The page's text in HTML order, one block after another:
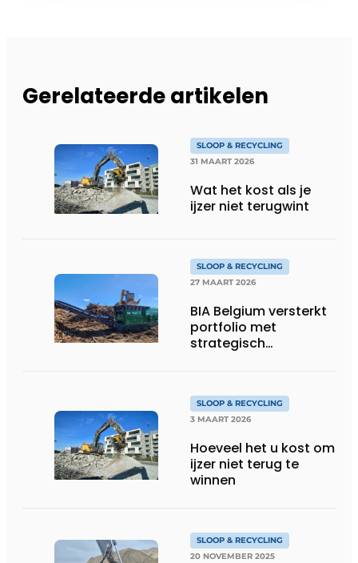
Gerelateerde artikelen
SLOOP & RECYCLING
31 MAART 2026
Wat het kost als je
ijzer niet terugwint
SLOOP & RECYCLING
27 MAART 2026
BIA Belgium versterkt
portfolio met
strategisch
Environmental
SLOOP & RECYCLING
3 MAART 2026
Hoeveel het u kost om
ijzer niet terug te
winnen
SLOOP & RECYCLING
20 NOVEMBER 2025